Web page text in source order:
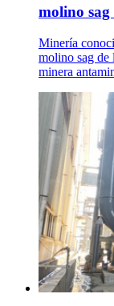
molino
Minería
molino sag de
minera